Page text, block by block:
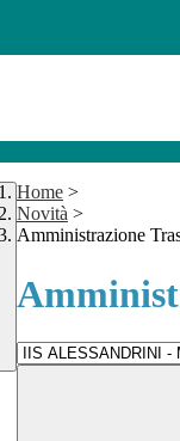
Home >
Novità >
Amministrazione